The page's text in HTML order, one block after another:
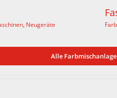
Farbmischmaschine HA680
Alle